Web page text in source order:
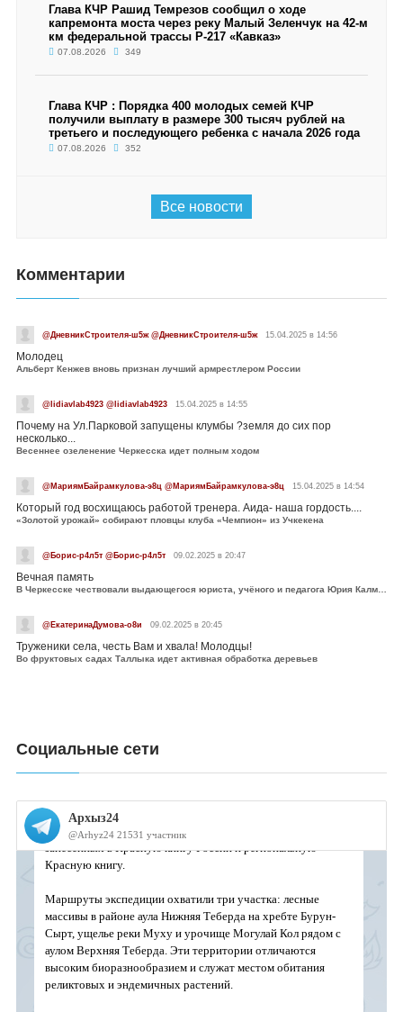
Глава КЧР Рашид Темрезов сообщил о ходе
капремонта моста через реку Малый Зеленчук на 42-м
км федеральной трассы Р-217 «Кавказ»
07.08.2026 349
Глава КЧР : Порядка 400 молодых семей КЧР
получили выплату в размере 300 тысяч рублей на
третьего и последующего ребенка с начала 2026 года
07.08.2026 352
Все новости
Комментарии
@ДневникСтроителя-ш5ж @ДневникСтроителя-ш5ж 15.04.2025 в 14:56
Молодец
Альберт Кенжев вновь признан лучший армрестлером России
@lidiavlab4923 @lidiavlab4923 15.04.2025 в 14:55
Почему на Ул.Парковой запущены клумбы ?земля до сих пор
несколько...
Весеннее озеленение Черкесска идет полным ходом
@МариямБайрамкулова-э8ц @МариямБайрамкулова-э8ц 15.04.2025 в 14:54
Который год восхищаюсь работой тренера. Аида- наша гордость....
«Золотой урожай» собирают пловцы клуба «Чемпион» из Учкекена
@Борис-р4л5т @Борис-р4л5т 09.02.2025 в 20:47
Вечная память
В Черкесске чествовали выдающегося юриста, учёного и педагога Юрия Калмыкова
@ЕкатеринаДумова-о8и 09.02.2025 в 20:45
Труженики села, честь Вам и хвала! Молодцы!
Во фруктовых садах Таллыка идет активная обработка деревьев
Социальные сети